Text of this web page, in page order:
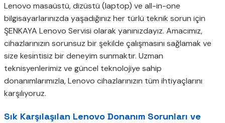
Lenovo masaüstü, dizüstü (laptop) ve all-in-one
bilgisayarlarınızda yaşadığınız her türlü teknik sorun için
ŞENKAYA Lenovo Servisi olarak yanınızdayız. Amacımız,
cihazlarınızın sorunsuz bir şekilde çalışmasını sağlamak ve
size kesintisiz bir deneyim sunmaktır. Uzman
teknisyenlerimiz ve güncel teknolojiye sahip
donanımlarımızla, Lenovo cihazlarınızın tüm ihtiyaçlarını
karşılıyoruz.
Sık Karşılaşılan Lenovo Donanım Sorunları ve